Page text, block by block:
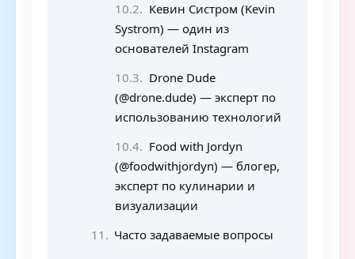
Кевин Систром (Kevin
Systrom) — один из
основателей Instagram
Drone Dude
(@drone.dude) — эксперт по
использованию технологий
Food with Jordyn
(@foodwithjordyn) — блогер,
эксперт по кулинарии и
визуализации
Часто задаваемые вопросы